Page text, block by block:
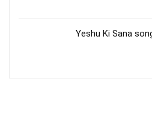
Yeshu Ki Sana